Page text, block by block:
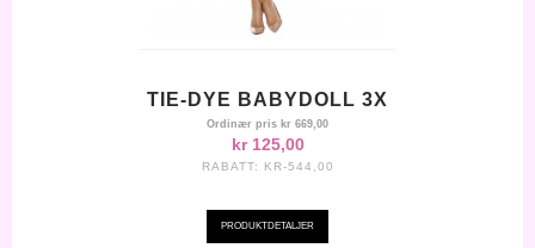
TIE-DYE BABYDOLL 3X
Ordinær pris kr 669,00
kr 125,00
RABATT: KR-544,00
PRODUKTDETALJER